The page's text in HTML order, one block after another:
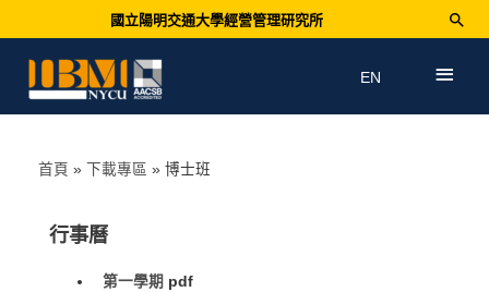
國立陽明交通大學經營管理研究所
EN
首頁 下載專區 博士班
行事曆
第一學期 pdf